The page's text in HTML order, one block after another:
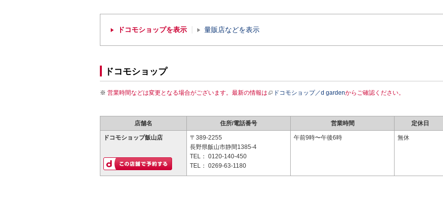
ドコモショップを表示 量販店などを表示
ドコモショップ
営業時間などは変更となる場合がございます。最新の情報は ドコモショップ／d gardenからご確認ください。
店舗名 住所/電話番号 営業時間 定休日
ドコモショップ飯山店
〒389-2255
長野県飯山市静間1385-4
TEL： 0120-140-450
TEL： 0269-63-1180
午前9時〜午後6時 無休